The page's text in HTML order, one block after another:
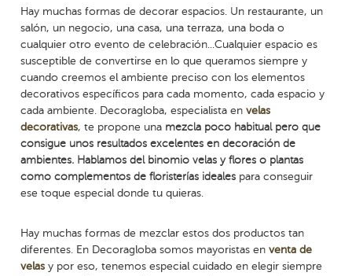
Hay muchas formas de decorar espacios. Un restaurante, un
salón, un negocio, una casa, una terraza, una boda o
cualquier otro evento de celebración...Cualquier espacio es
susceptible de convertirse en lo que queramos siempre y
cuando creemos el ambiente preciso con los elementos
decorativos específicos para cada momento, cada espacio y
cada ambiente. Decoragloba, especialista envelas
decorativas, te propone una mezcla poco habitual pero que
consigue unos resultados excelentes en decoración de
ambientes. Hablamos del binomio velas y flores o plantas
como complementos de floristerías ideales para conseguir
ese toque especial donde tu quieras.
Hay muchas formas de mezclar estos dos productos tan
diferentes. En Decoragloba somos mayoristas enventa de
velas y por eso, tenemos especial cuidado en elegir siempre